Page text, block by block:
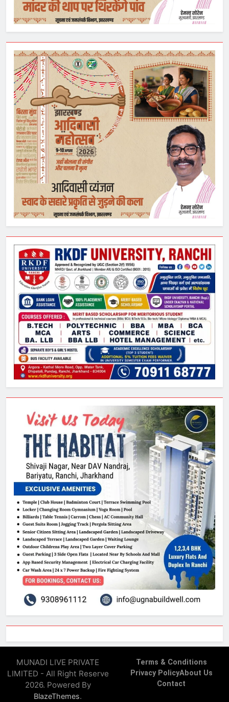
MUNADI LIVE PRIVATE
LIMITED - All Right Reserve
2026. Powered By
BlazeThemes.
Terms & Conditions
Privacy PolicyAbout Us
Contact